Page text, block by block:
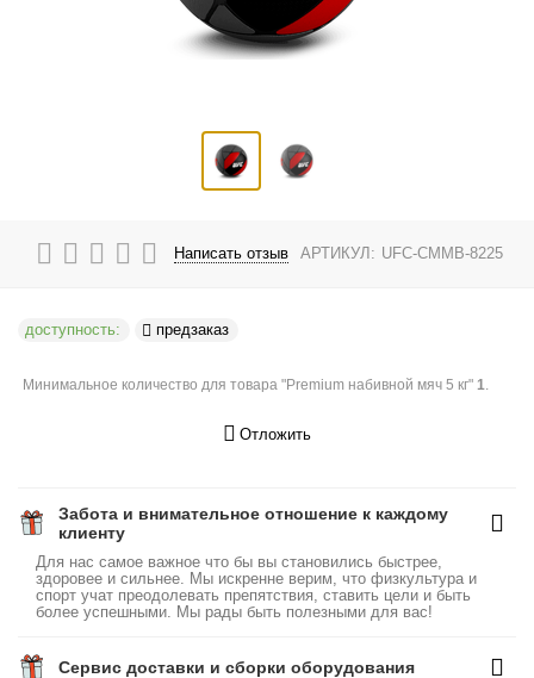
Написать отзыв АРТИКУЛ: UFC-CMMB-8225
доступность: предзаказ
Минимальное количество для товара "Premium набивной мяч 5 кг"1.
Отложить
Забота и внимательное отношение к каждому
клиенту
Для нас самое важное что бы вы становились быстрее,
здоровее и сильнее. Мы искренне верим, что физкультура и
спорт учат преодолевать препятствия, ставить цели и быть
более успешными. Мы рады быть полезными для вас!
Сервис доставки и сборки оборудования